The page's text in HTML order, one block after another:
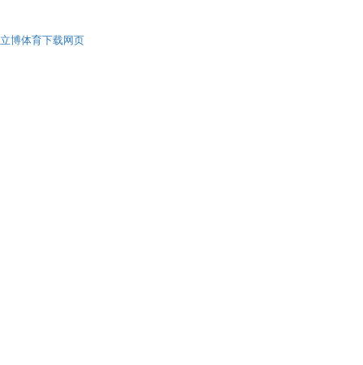
立博体育下载网页